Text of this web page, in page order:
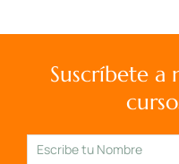
Suscríbete